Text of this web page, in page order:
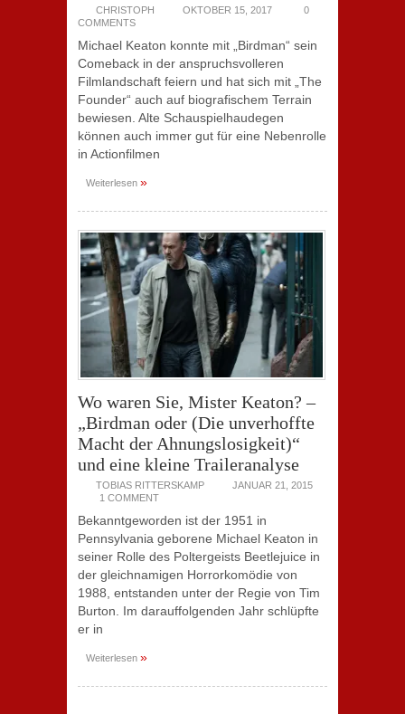
CHRISTOPH OKTOBER 15, 2017
0
COMMENTS
Michael Keaton konnte mit „Birdman“ sein
Comeback in der anspruchsvolleren
Filmlandschaft feiern und hat sich mit „The
Founder“ auch auf biografischem Terrain
bewiesen. Alte Schauspielhaudegen
können auch immer gut für eine Nebenrolle
in Actionfilmen
Weiterlesen »
Wo waren Sie, Mister Keaton? –
„Birdman oder (Die unverhoffte
Macht der Ahnungslosigkeit)“
und eine kleine Traileranalyse
TOBIAS RITTERSKAMP
JANUAR 21, 2015
1 COMMENT
Bekanntgeworden ist der 1951 in
Pennsylvania geborene Michael Keaton in
seiner Rolle des Poltergeists Beetlejuice in
der gleichnamigen Horrorkomödie von
1988, entstanden unter der Regie von Tim
Burton. Im darauffolgenden Jahr schlüpfte
er in
Weiterlesen »